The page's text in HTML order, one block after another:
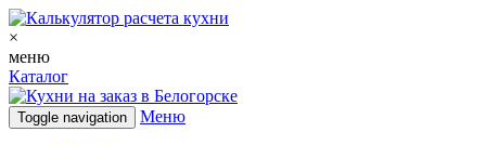
×
меню
Каталог
Toggle navigation Меню